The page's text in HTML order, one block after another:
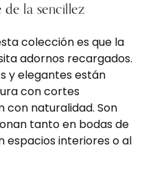
de la sencillez
colección es que la
adornos recargados.
y elegantes están
con cortes
con naturalidad. Son
tanto en bodas de
espacios interiores o al